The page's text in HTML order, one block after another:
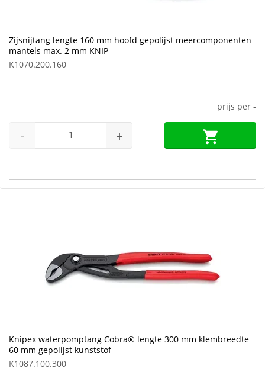
Zijsnijtang lengte 160 mm hoofd gepolijst meercomponenten
mantels max. 2 mm KNIP
K1070.200.160
prijs per -
- +
Knipex waterpomptang Cobra® lengte 300 mm klembreedte
60 mm gepolijst kunststof
K1087.100.300